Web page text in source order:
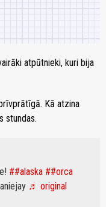
atpūtnieki, kuri bija
Kā atzina
stundas.
##alaska ##orca
♬ original